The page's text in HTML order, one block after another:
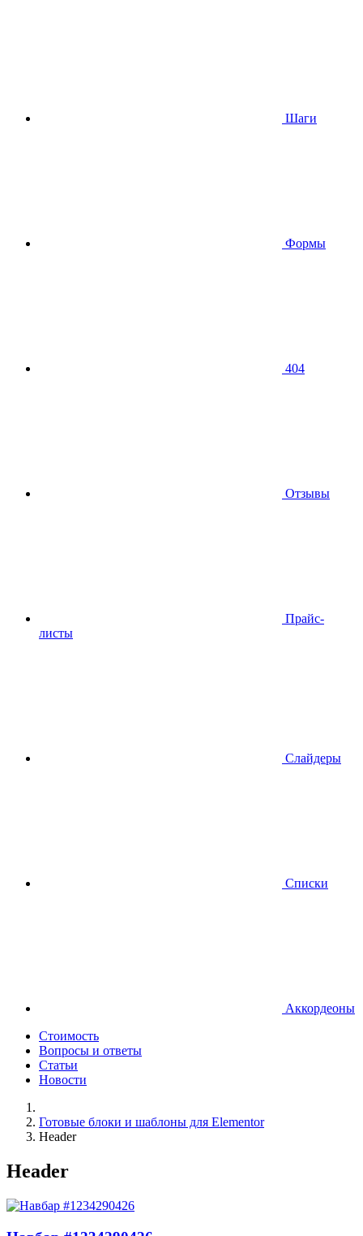
Шаги
Формы
404
Отзывы
Прайс-
листы
Слайдеры
Списки
Аккордеоны
Стоимость
Вопросы и ответы
Статьи
Новости
Готовые блоки и шаблоны для Elementor
Header
Header